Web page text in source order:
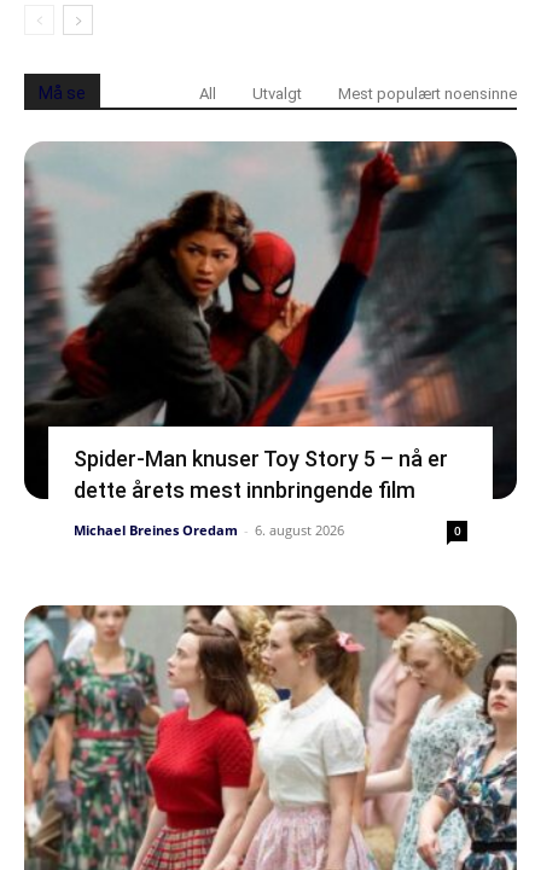
Må se All Utvalgt Mest populært noensinne
Spider-Man knuser Toy Story 5 – nå er
dette årets mest innbringende film
Michael Breines Oredam - 6. august 2026 0